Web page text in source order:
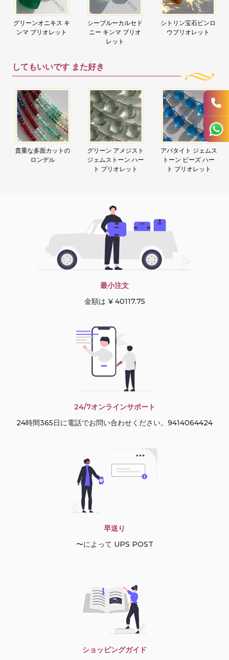
グリーンオニキス キ
ンマ ブリオレット
シーブルーカルセド
ニー キンマ ブリオ
レット
シトリン宝石ビンロ
ウブリオレット
してもいいです また好き
貴重な多面カットの
ロンデル
グリーン アメジスト
ジェムストーン ハー
ト ブリオレット
アパタイト ジェムス
トーン ビーズ ハー
ト ブリオレット
最小注文
金額は ¥ 40117.75
24/7オンラインサポート
24時間365日に電話でお問い合わせください。9414064424
早送り
〜によって UPS POST
ショッピングガイド